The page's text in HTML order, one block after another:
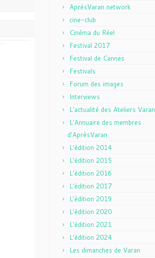
AprèsVaran network
cine-club
Cinéma du Réel
Festival 2017
Festival de Cannes
Festivals
Forum des images
Interviews
L'actualité des Ateliers Varan
L'Annuaire des membres
d'AprèsVaran
L'édition 2014
L'édition 2015
L'édition 2016
L'édition 2017
L'édition 2019
L'édition 2020
L'édition 2021
L'édition 2024
Les dimanches de Varan